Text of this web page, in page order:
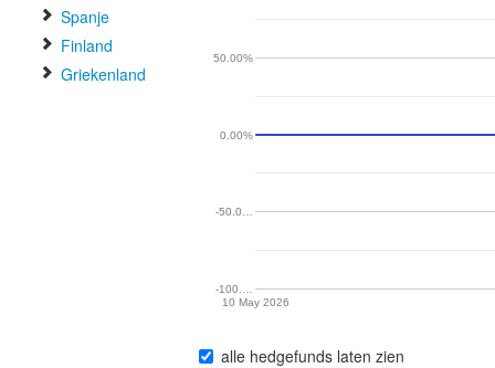
Spanje
Finland
Griekenland
10 May 2026
-100.…
-50.0…
0.00%
50.00%
alle hedgefunds laten zien